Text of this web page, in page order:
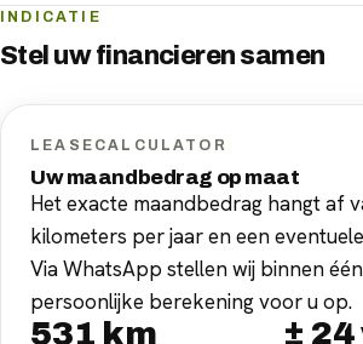
INDICATIE
Stel uwfinancieren samen
LEASECALCULATOR
Uw maandbedrag op maat
Het exacte maandbedrag hangt af
kilometers per jaar en een
Via WhatsApp stellen wij binnen
persoonlijke berekening voor u op.
531 km ± 24